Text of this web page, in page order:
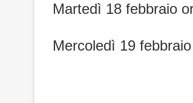
Martedì 18 febbraio
Mercoledì 19